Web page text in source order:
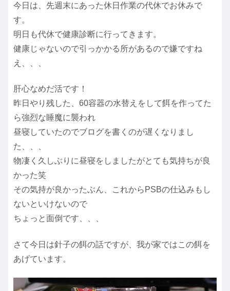
今日は、先週末にあった休日作業の代休でお休みで
す。
明日も代休で健康診断に行ってきます。
健康じゃないので引っかかる所があるので嫌ですね
え、、、
肝心なめだ活です！
昨日やり残した、60容器の水替えをして餌を作ってた
ら強烈な睡魔に襲われ
昼寝していたのでブログを書くのが遅くなりまし
た、、、
物凄く久しぶりに昼寝をしましたがとても気持ちが良
かった笑
その気持が良かったぶん、これからPSBの仕込みもし
ないといけないので
ちょっと面倒です、、、
さて今日は針子の餌の話ですが、我が家ではこの餌を
あげています。